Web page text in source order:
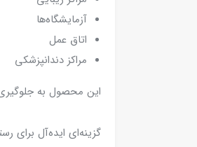
آزمایشگاه‌ها
اتاق عمل
مراکز دندانپزشکی
این محصول به
گزینه‌ای ایده‌آل برای